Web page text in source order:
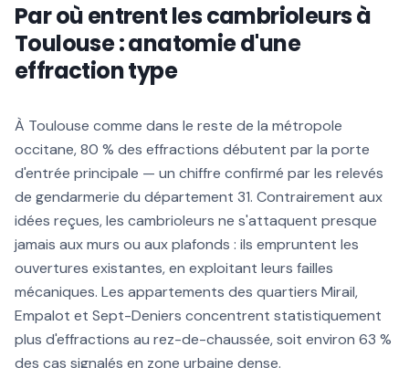
Par où entrent les cambrioleurs à
Toulouse : anatomie d'une
effraction type
À Toulouse comme dans le reste de la métropole
occitane, 80 % des effractions débutent par la porte
d'entrée principale — un chiffre confirmé par les relevés
de gendarmerie du département 31. Contrairement aux
idées reçues, les cambrioleurs ne s'attaquent presque
jamais aux murs ou aux plafonds : ils empruntent les
ouvertures existantes, en exploitant leurs failles
mécaniques. Les appartements des quartiers Mirail,
Empalot et Sept-Deniers concentrent statistiquement
plus d'effractions au rez-de-chaussée, soit environ 63 %
des cas signalés en zone urbaine dense.